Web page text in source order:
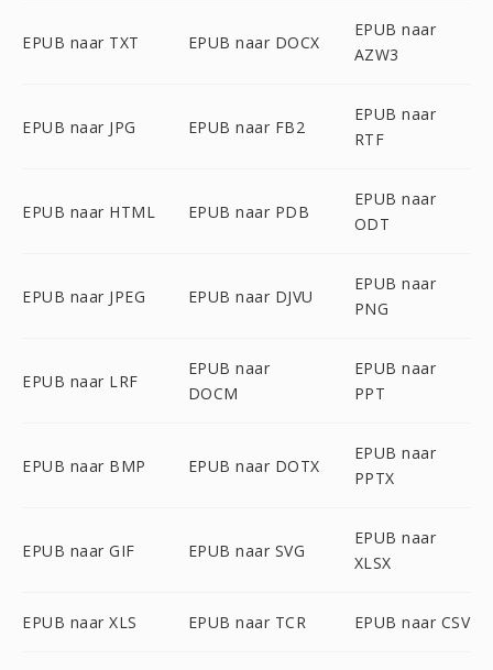
EPUB naar TXT EPUB naar DOCX
EPUB naar
AZW3
EPUB naar JPG EPUB naar FB2
EPUB naar
RTF
EPUB naar HTML EPUB naar PDB
EPUB naar
ODT
EPUB naar JPEG EPUB naar DJVU
EPUB naar
PNG
EPUB naar LRF
EPUB naar
DOCM
EPUB naar
PPT
EPUB naar BMP EPUB naar DOTX
EPUB naar
PPTX
EPUB naar GIF EPUB naar SVG
EPUB naar
XLSX
EPUB naar XLS EPUB naar TCR EPUB naar CSV